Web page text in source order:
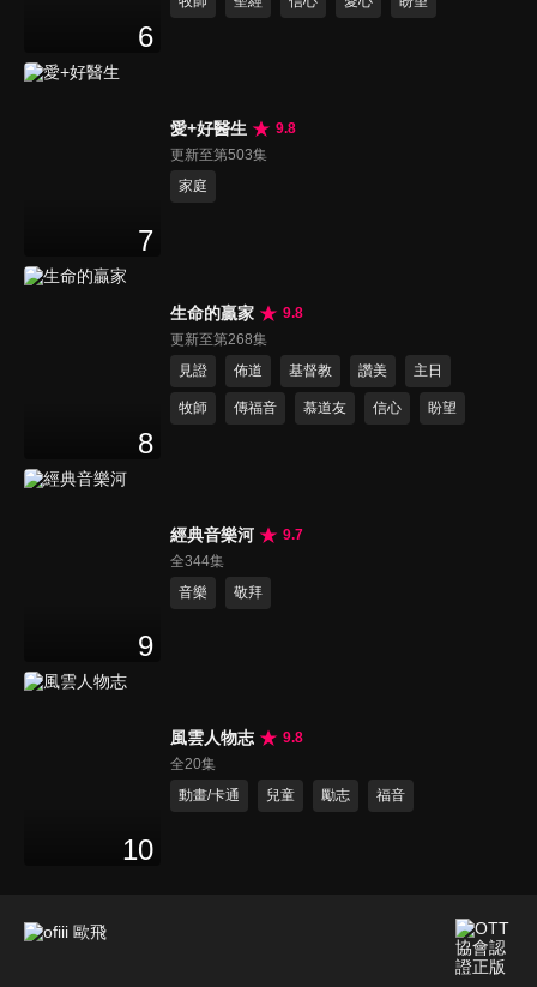
6
7
愛+好醫生
9.8
更新至第503集
家庭
8
生命的贏家
9.8
更新至第268集
見證
佈道 基督教 讚美 主日
牧師 傳福音 慕道友 信心 盼望
9
經典音樂河
9.7
全344集
音樂
敬拜
10
風雲人物志
9.8
全20集
動畫/卡通
兒童 勵志 福音